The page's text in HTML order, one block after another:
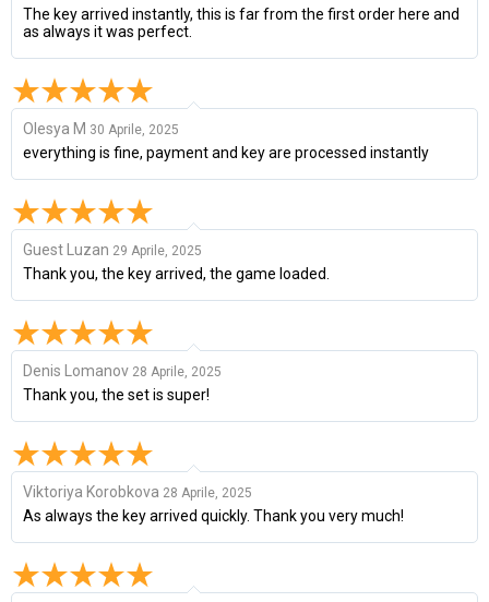
The key arrived instantly, this is far from the first order here and
as always it was perfect.
Olesya M 30 Aprile, 2025
everything is fine, payment and key are processed instantly
Guest Luzan 29 Aprile, 2025
Thank you, the key arrived, the game loaded.
Denis Lomanov 28 Aprile, 2025
Thank you, the set is super!
Viktoriya Korobkova 28 Aprile, 2025
As always the key arrived quickly. Thank you very much!